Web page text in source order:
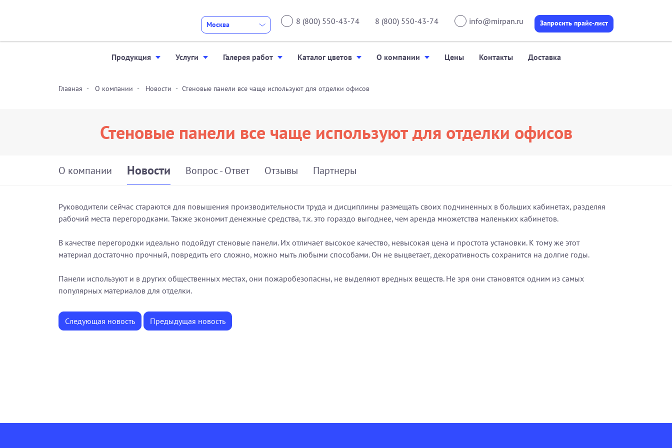
Москва 8 (800) 550-43-74 8 (800) 550-43-74 info@mirpan.ru Запросить прайс-лист
Продукция Услуги Галерея работ Каталог цветов О компании Цены Контакты Доставка
Главная О компании Новости Стеновые панели все чаще используют для отделки офисов
Стеновые панели все чаще используют для отделки офисов
О компании Новости Вопрос - Ответ Отзывы Партнеры
Руководители сейчас стараются для повышения производительности труда и дисциплины размещать своих подчиненных в больших кабинетах, разделяя
рабочий места перегородками. Также экономит денежные средства, т.к. это гораздо выгоднее, чем аренда множетства маленьких кабинетов.
В качестве перегородки идеально подойдут стеновые панели. Их отличает высокое качество, невысокая цена и простота установки. К тому же этот
материал достаточно прочный, повредить его сложно, можно мыть любыми способами. Он не выцветает, декоративность сохранится на долгие годы.
Панели используют и в других общественных местах, они пожаробезопасны, не выделяют вредных веществ. Не зря они становятся одним из самых
популярных материалов для отделки.
Следующая новость Предыдущая новость